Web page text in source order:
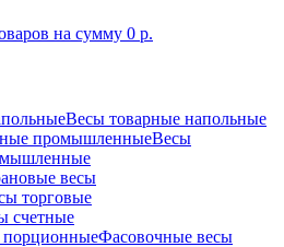
на сумму 0 р.
Весы товарные напольные
Весы
весы
торговые
счетные
Фасовочные весы